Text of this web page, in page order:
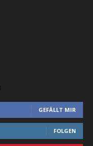
GEFÄLLT MIR
FOLGEN